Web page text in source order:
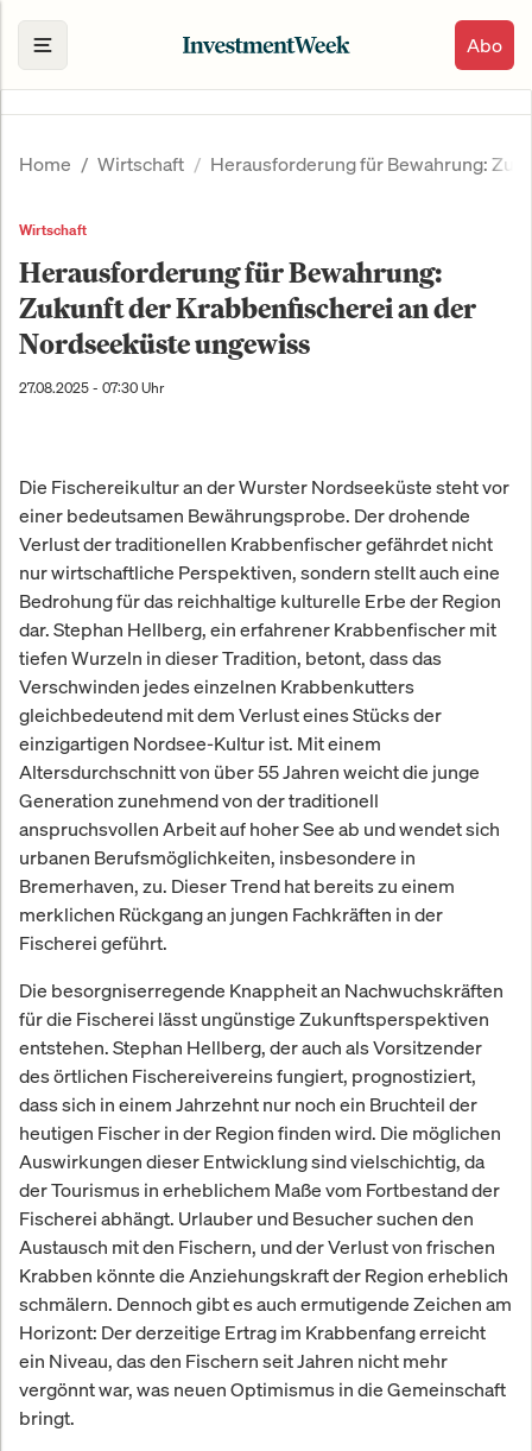
Abo
Home Wirtschaft Herausforderung für Bewahrung:
Wirtschaft
Herausforderung für Bewahrung:
Zukunft der Krabbenfischerei an der
Nordseeküste ungewiss
27.08.2025 - 07:30 Uhr
Die Fischereikultur an der Wurster Nordseeküste steht vor
einer bedeutsamen Bewährungsprobe. Der drohende
Verlust der traditionellen Krabbenfischer gefährdet nicht
nur wirtschaftliche Perspektiven, sondern stellt auch eine
Bedrohung für das reichhaltige kulturelle Erbe der Region
dar. Stephan Hellberg, ein erfahrener Krabbenfischer mit
tiefen Wurzeln in dieser Tradition, betont, dass das
Verschwinden jedes einzelnen Krabbenkutters
gleichbedeutend mit dem Verlust eines Stücks der
einzigartigen Nordsee-Kultur ist. Mit einem
Altersdurchschnitt von über 55 Jahren weicht die junge
Generation zunehmend von der traditionell
anspruchsvollen Arbeit auf hoher See ab und wendet sich
urbanen Berufsmöglichkeiten, insbesondere in
Bremerhaven, zu. Dieser Trend hat bereits zu einem
merklichen Rückgang an jungen Fachkräften in der
Fischerei geführt.
Die besorgniserregende Knappheit an Nachwuchskräften
für die Fischerei lässt ungünstige Zukunftsperspektiven
entstehen. Stephan Hellberg, der auch als Vorsitzender
des örtlichen Fischereivereins fungiert, prognostiziert,
dass sich in einem Jahrzehnt nur noch ein Bruchteil der
heutigen Fischer in der Region finden wird. Die möglichen
Auswirkungen dieser Entwicklung sind vielschichtig, da
der Tourismus in erheblichem Maße vom Fortbestand der
Fischerei abhängt. Urlauber und Besucher suchen den
Austausch mit den Fischern, und der Verlust von frischen
Krabben könnte die Anziehungskraft der Region erheblich
schmälern. Dennoch gibt es auch ermutigende Zeichen am
Horizont: Der derzeitige Ertrag im Krabbenfang erreicht
ein Niveau, das den Fischern seit Jahren nicht mehr
vergönnt war, was neuen Optimismus in die Gemeinschaft
bringt.